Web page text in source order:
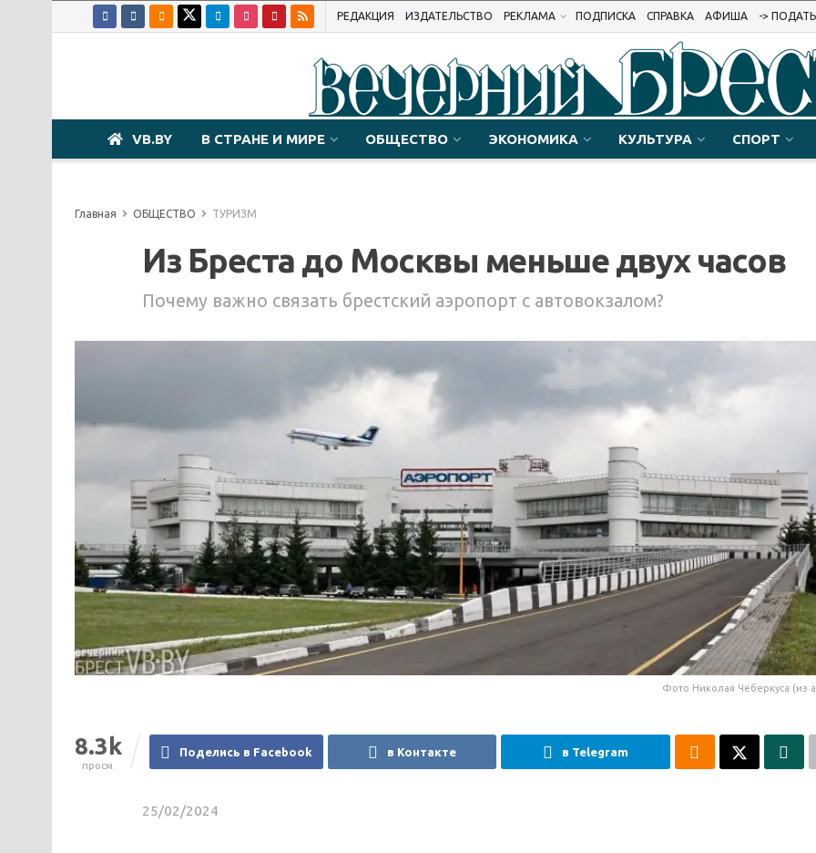
РЕДАКЦИЯ ИЗДАТЕЛЬСТВО РЕКЛАМА ПОДПИСКА СПРАВКА АФИША ->
VB.BY В СТРАНЕ И МИРЕ ОБЩЕСТВО ЭКОНОМИКА КУЛЬТУРА СПОРТ
Главная ОБЩЕСТВО ТУРИЗМ
Из Бреста до Москвы меньше двух часов
Почему важно связать брестский аэропорт с автовокзалом?
Фото Николая Чеберкуса (из
8.3k
просм.
Поделись в Facebook в Контакте в Telegram
25/02/2024